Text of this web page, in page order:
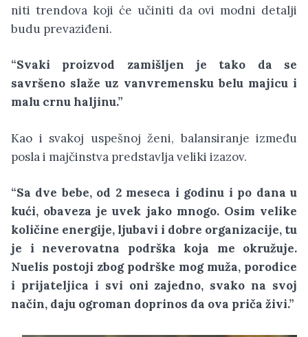
niti trendova koji će učiniti da ovi modni detalji
budu prevaziđeni.
“Svaki proizvod zamišljen je tako da se
savršeno slaže uz vanvremensku belu majicu i
malu crnu haljinu.”
Kao i svakoj uspešnoj ženi, balansiranje između
posla i majčinstva predstavlja veliki izazov.
“Sa dve bebe, od 2 meseca i godinu i po dana u
kući, obaveza je uvek jako mnogo. Osim velike
količine energije, ljubavi i dobre organizacije, tu
je i neverovatna podrška koja me okružuje.
Nuelis postoji zbog podrške mog muža, porodice
i prijateljica i svi oni zajedno, svako na svoj
način, daju ogroman doprinos da ova priča živi.”